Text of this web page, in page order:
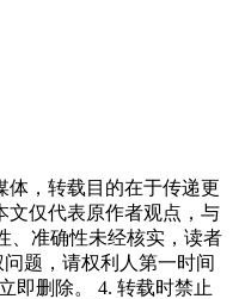
体，转载目的在于传递更
文仅代表原作者观点，与
、准确性未经核实，读者
题，请权利人第一时间
即删除。 4. 转载时禁止